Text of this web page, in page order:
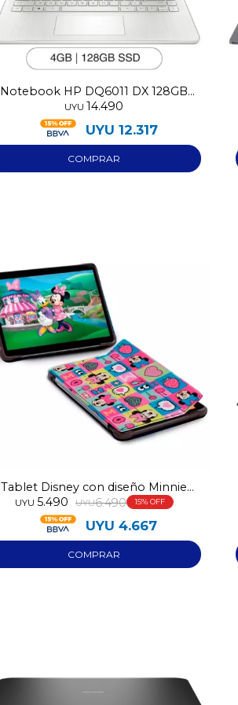
Notebook HP DQ6011 DX 128GB
4GB RAM Intel N150
UYU 14.490
UYU 12.317
Tablet Disney con diseño Minnie
64GB
UYU 5.490 UYU6.490 15
UYU 4.667